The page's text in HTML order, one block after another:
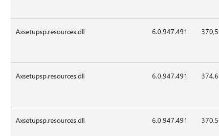
Axsetupsp.resources.dll 6.0.947.491
Axsetupsp.resources.dll 6.0.947.491
Axsetupsp.resources.dll 6.0.947.491